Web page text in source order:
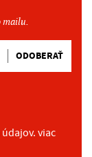
mailu.
ODOBERAŤ
viac